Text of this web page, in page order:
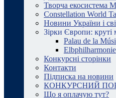
Творча
Constellation World
Новини України і
Зірки Європи: круті
Palau de la
Elbphilharmonie
Конкурсні сторінки
Контакти
Підписка на новини
КОНКУРСНИЙ
Що я оплачую тут?